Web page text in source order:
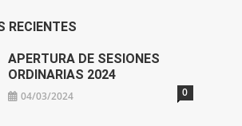
RECIENTES
APERTURA DE SESIONES
ORDINARIAS 2024
04/03/2024 0